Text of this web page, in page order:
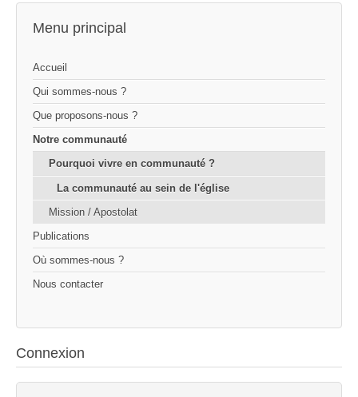
Menu principal
Accueil
Qui sommes-nous ?
Que proposons-nous ?
Notre communauté
Pourquoi vivre en communauté ?
La communauté au sein de l'église
Mission / Apostolat
Publications
Où sommes-nous ?
Nous contacter
Connexion